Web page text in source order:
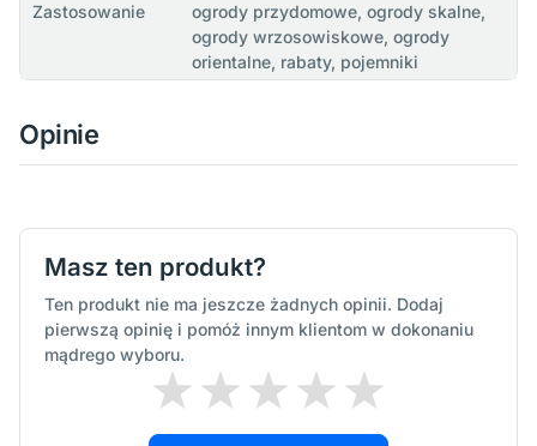
Zastosowanie
ogrody przydomowe, ogrody skalne,
ogrody wrzosowiskowe, ogrody
orientalne, rabaty, pojemniki
Opinie
Masz ten produkt?
Ten produkt nie ma jeszcze żadnych opinii. Dodaj
pierwszą opinię i pomóż innym klientom w dokonaniu
mądrego wyboru.